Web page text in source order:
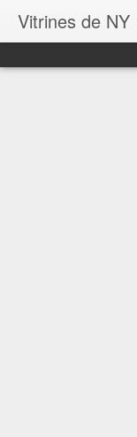
Vitrines de NY